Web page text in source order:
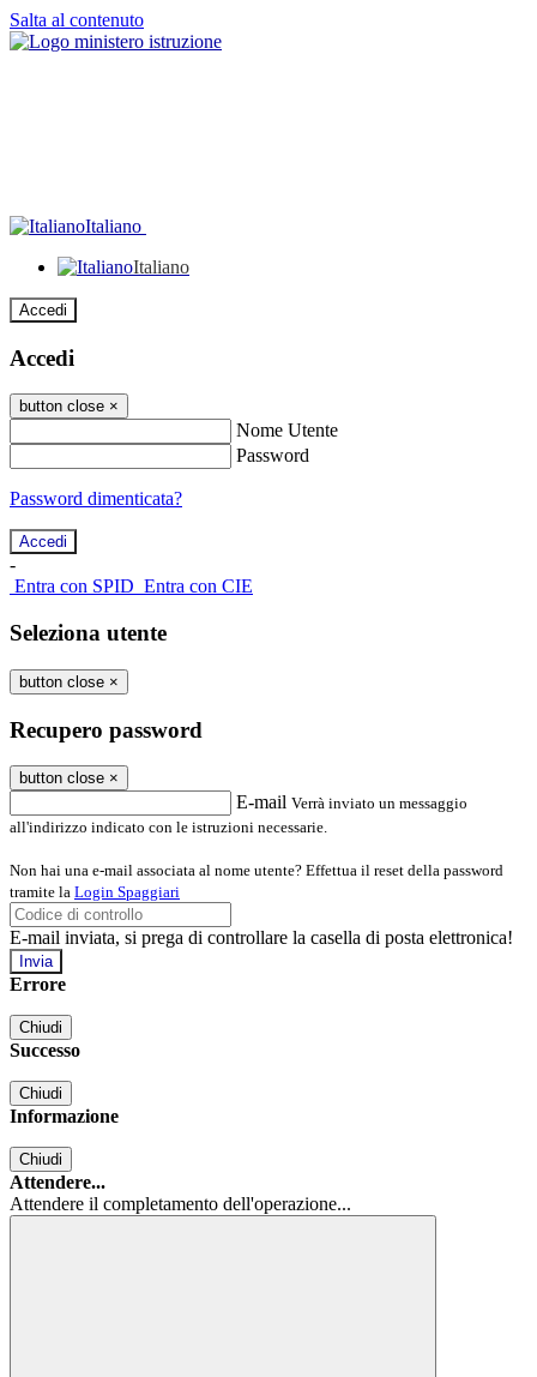
Salta al contenuto
Italiano
Italiano
Accedi
Accedi
button close ×
Nome Utente
Password
Password dimenticata?
-
Entra con SPID Entra con CIE
Seleziona utente
button close ×
Recupero password
button close ×
E-mail Verrà inviato un messaggio
all'indirizzo indicato con le istruzioni necessarie.
Non hai una e-mail associata al nome utente? Effettua il reset della password
tramite la Login Spaggiari
E-mail inviata, si prega di controllare la casella di posta elettronica!
Errore
Chiudi
Successo
Chiudi
Informazione
Chiudi
Attendere...
Attendere il completamento dell'operazione...